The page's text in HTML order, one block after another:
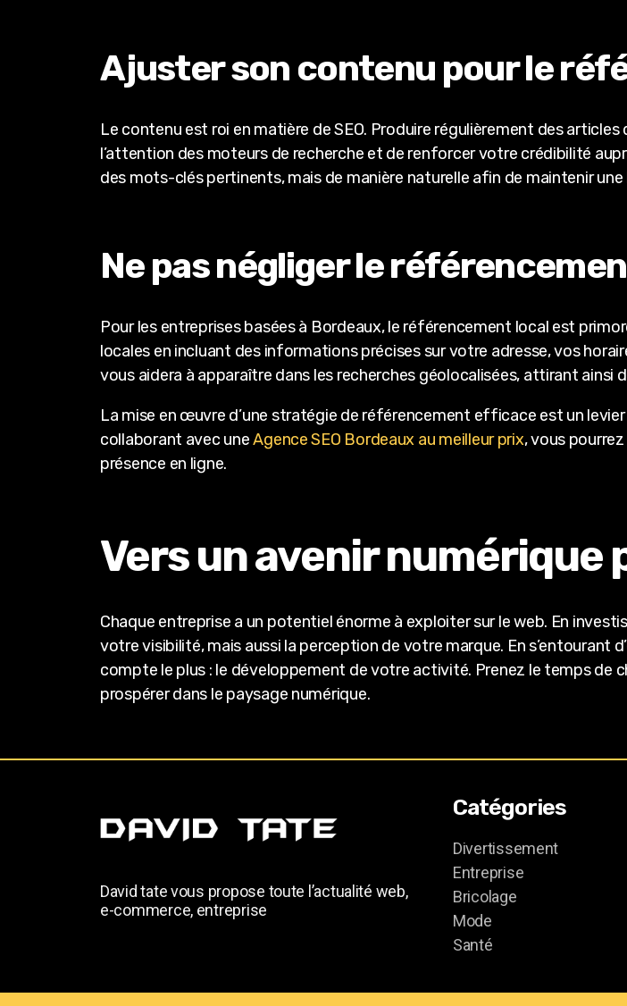
Ajuster son contenu pour le
Le contenu est roi en matière de SEO. Produire régulièrement des
l’attention des moteurs de recherche et de renforcer votre crédibilité
des mots-clés pertinents, mais de manière naturelle afin de maintenir
Ne pas négliger le
Pour les entreprises basées à Bordeaux, le référencement local est
locales en incluant des informations précises sur votre adresse, vos
vous aidera à apparaître dans les recherches géolocalisées, attirant ainsi
La mise en œuvre d’une stratégie de référencement efficace est un
collaborant avec uneAgence SEO Bordeaux au meilleur prix, vous
présence en ligne.
Vers un avenir
Chaque entreprise a un potentiel énorme à exploiter sur le web. En
votre visibilité, mais aussi la perception de votre marque. En s’entourant
compte le plus : le développement de votre activité. Prenez le temps de
prospérer dans le paysage numérique.
David tate vous propose toute l’actualité web,
e-commerce, entreprise
Catégories
Divertissement
Entreprise
Bricolage
Mode
Santé